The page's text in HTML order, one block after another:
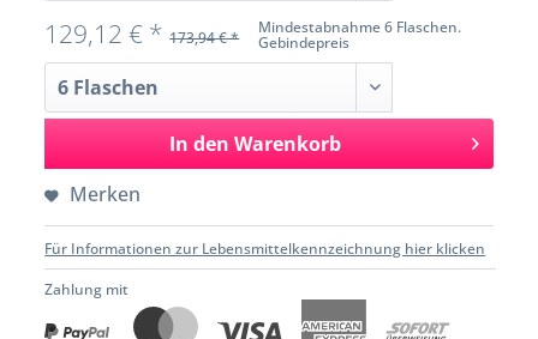
Mindestabnahme 6 Flaschen.
Gebindepreis
129,12 € * 173,94 € *
In den Warenkorb
Merken
Für Informationen zur Lebensmittelkennzeichnung hier klicken
Zahlung mit